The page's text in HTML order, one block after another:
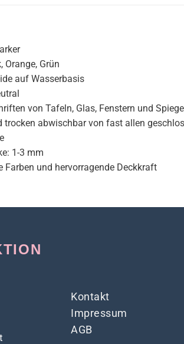
Orange, Grün
auf Wasserbasis
von Tafeln, Glas, Fenstern und
trocken abwischbar von fast allen
1-3 mm
Farben und hervorragende Deckkraft
Kontakt
Impressum
AGB